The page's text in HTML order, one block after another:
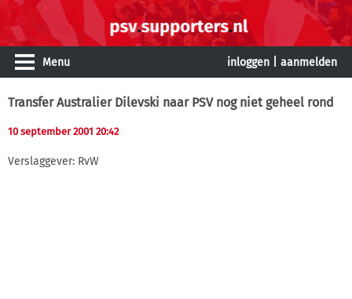
Menu inloggen aanmelden
Transfer Australier Dilevski naar PSV nog niet geheel rond
10 september 2001 20:42
Verslaggever: RvW